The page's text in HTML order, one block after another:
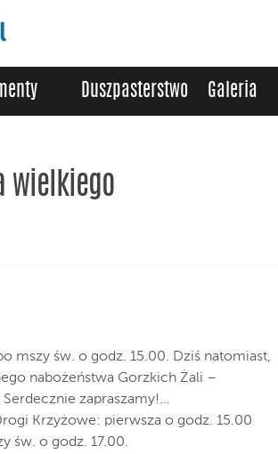
Duszpasterstwo Galeria
wielkiego
mszy św. o godz. 15.00. Dziś natomiast,
nabożeństwa Gorzkich Żali –
zapraszamy!…
Krzyżowe: pierwsza o godz. 15.00
św. o godz. 17.00.